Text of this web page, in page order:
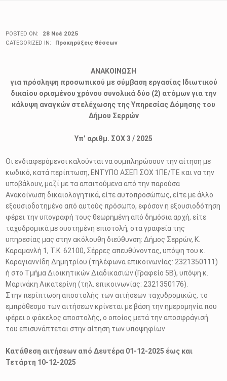
POSTED ON:
28 Νοέ 2025
CATEGORIZED IN:
Προκηρύξεις θέσεων
ΑΝΑΚΟΙΝΩΣΗ
για πρόσληψη προσωπικού με σύμβαση εργασίας Ιδιωτικού
δικαίου ορισμένου χρόνου συνολικά δύο (2) ατόμων για την
κάλυψη αναγκών στελέχωσης της Υπηρεσίας Δόμησης του
Δήμου Σερρών
Υπ’ αριθμ. ΣΟΧ 3 / 2025
Οι ενδιαφερόμενοι καλούνται να συμπληρώσουν την αίτηση με
κωδικό, κατά περίπτωση, ΕΝΤΥΠΟ ΑΣΕΠ ΣΟΧ 1ΠΕ/ΤΕ και να την
υποβάλουν, μαζί με τα απαιτούμενα από την παρούσα
Ανακοίνωση δικαιολογητικά, είτε αυτοπροσώπως, είτε με άλλο
εξουσιοδοτημένο από αυτούς πρόσωπο, εφόσον η εξουσιοδότηση
φέρει την υπογραφή τους θεωρημένη από δημόσια αρχή, είτε
ταχυδρομικά με συστημένη επιστολή, στα γραφεία της
υπηρεσίας μας στην ακόλουθη διεύθυνση: Δήμος Σερρών, Κ.
Καραμανλή 1, Τ.Κ. 62100, Σέρρες απευθύνοντας, υπόψη του κ.
Καραγιαννίδη Δημητρίου (τηλέφωνα επικοινωνίας: 2321350111)
ή στο Τμήμα Διοικητικών Διαδικασιών (Γραφείο 5Β), υπόψη κ.
Μαρινάκη Αικατερίνη (τηλ. επικοινωνίας: 2321350176).
Στην περίπτωση αποστολής των αιτήσεων ταχυδρομικώς, το
εμπρόθεσμο των αιτήσεων κρίνεται με βάση την ημερομηνία που
φέρει ο φάκελος αποστολής, ο οποίος μετά την αποσφράγισή
του επισυνάπτεται στην αίτηση των υποψηφίων
Κατάθεση αιτήσεων από Δευτέρα 01-12-2025 έως και
Τετάρτη 10-12-2025